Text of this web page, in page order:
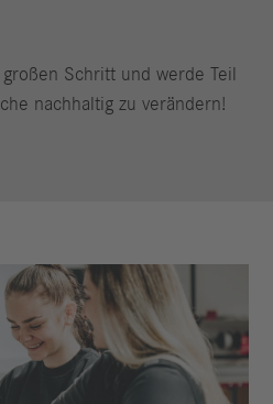
Schritt und werde Teil
nachhaltig zu verändern!